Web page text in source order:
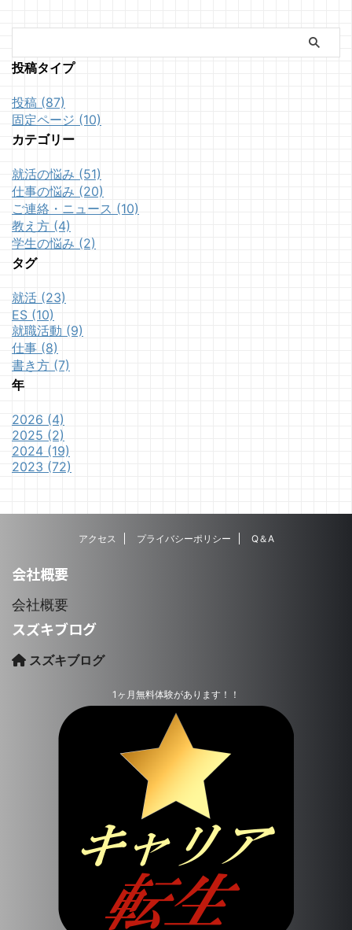
投稿タイプ
投稿 (87)
固定ページ (10)
カテゴリー
就活の悩み (51)
仕事の悩み (20)
ご連絡・ニュース (10)
教え方 (4)
学生の悩み (2)
タグ
就活 (23)
ES (10)
就職活動 (9)
仕事 (8)
書き方 (7)
年
2026 (4)
2025 (2)
2024 (19)
2023 (72)
アクセス プライバシーポリシー Q＆A
会社概要
会社概要
スズキブログ
スズキブログ
1ヶ月無料体験があります！！